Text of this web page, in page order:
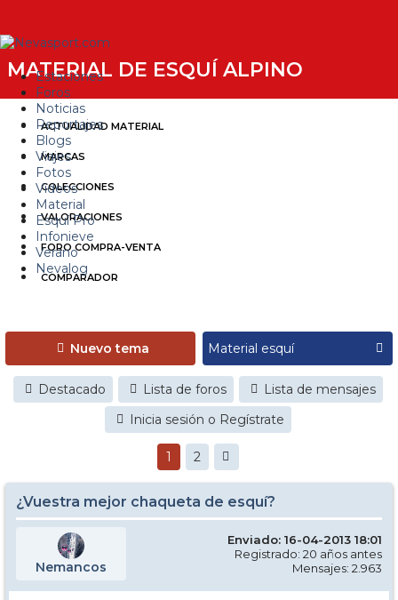
Estaciones
Foros
Noticias
Reportajes
Blogs
Viajes
Fotos
Videos
Material
Esquí Pro
Infonieve
Verano
Nevalog
MATERIAL DE ESQUÍ ALPINO
ACTUALIDAD MATERIAL
MARCAS
COLECCIONES
VALORACIONES
FORO COMPRA-VENTA
COMPARADOR
Nuevo tema
Destacado Lista de foros
Lista de mensajes
Inicia sesión o Regístrate
1 2
¿Vuestra mejor chaqueta de esquí?
Nemancos
Enviado: 16-04-2013 18:01
Registrado: 20 años antes
Mensajes: 2.963